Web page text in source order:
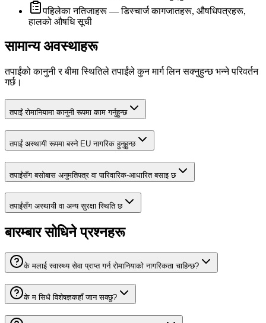
पहिलेका नतिजाहरू — डिस्चार्ज कागजातहरू, औषधिपत्रहरू,
हालको औषधि सूची
सामान्य अवस्थाहरू
तपाईंको कानुनी र बीमा स्थितिले तपाईंले कुन मार्ग लिन सक्नुहुन्छ भन्ने परिवर्तन
गर्छ।
तपाईं रोमानियामा कानुनी रूपमा काम गर्नुहुन्छ
तपाईं अस्थायी रूपमा बस्ने EU नागरिक हुनुहुन्छ
तपाईंसँग बसोबास अनुमतिपत्र वा पारिवारिक-आधारित बसाइ छ
तपाईंसँग अस्थायी वा अन्य सुरक्षा स्थिति छ
बारम्बार सोधिने प्रश्नहरू
के मलाई स्वास्थ्य सेवा प्राप्त गर्न रोमानियाको नागरिकता चाहिन्छ?
के म सिधै विशेषज्ञकहाँ जान सक्छु?